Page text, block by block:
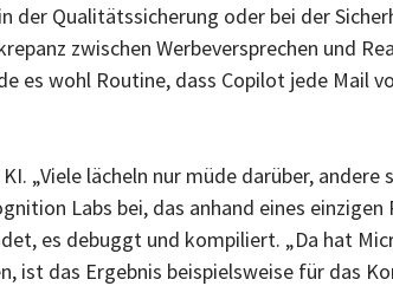
Qualitätssicherung oder bei der
zwischen Werbeversprechen und
es wohl Routine, dass Copilot jede Mail
„Viele lächeln nur müde darüber, andere
Labs bei, das anhand eines
es debuggt und kompiliert. „Da hat
ist das Ergebnis beispielsweise für das